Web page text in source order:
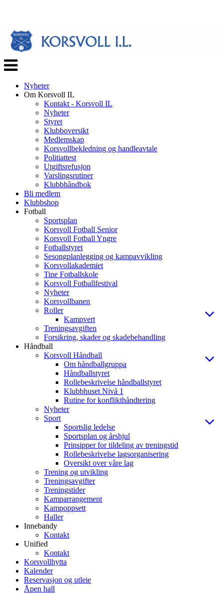
Veksle
navigasjon
Nyheter
Om Korsvoll IL
Kontakt - Korsvoll IL
Nyheter
Styret
Klubboversikt
Medlemskap
Korsvollbekledning og handleavtale
Politiattest
Utgiftsrefusjon
Varslingsrutiner
Klubbhåndbok
Bli medlem
Klubbshop
Fotball
Sportsplan
Korsvoll Fotball Senior
Korsvoll Fotball Yngre
Fotballstyret
Sesongplanlegging og kampavvikling
Korsvollakademiet
Tine Fotballskole
Korsvoll Fotballfestival
Nyheter
Korsvollbanen
Roller
Kampvert
Treningsavgiften
Forsikring, skader og skadebehandling
Håndball
Korsvoll Håndball
Om håndballgruppa
Håndballstyret
Rollebeskrivelse håndballstyret
Klubbhuset Nivå 1
Rutine for konflikthåndtering
Nyheter
Sport
Sportslig ledelse
Sportsplan og årshjul
Prinsipper for tildeling av treningstid
Rollebeskrivelse lagsorganisering
Oversikt over våre lag
Trening og utvikling
Treningsavgifter
Treningstider
Kamparrangement
Kampoppsett
Haller
Innebandy
Kontakt
Unified
Kontakt
Korsvollhytta
Kalender
Reservasjon og utleie
Åpen hall